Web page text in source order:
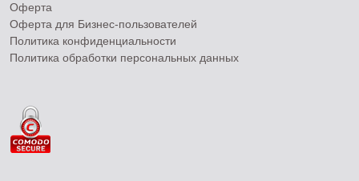
Оферта
Оферта для Бизнес-пользователей
Политика конфиденциальности
Политика обработки персональных данных